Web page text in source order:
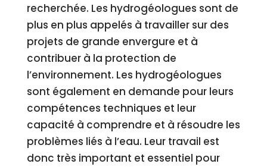
recherchée. Les hydrogéologues sont de
plus en plus appelés à travailler sur des
projets de grande envergure et à
contribuer à la protection de
l’environnement. Les hydrogéologues
sont également en demande pour leurs
compétences techniques et leur
capacité à comprendre et à résoudre les
problèmes liés à l’eau. Leur travail est
donc très important et essentiel pour